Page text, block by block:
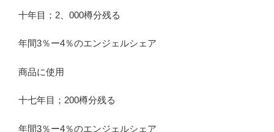
十年目；2、000樽分残る
年間3％ー4％のエンジェルシェア
商品に使用
十七年目；200樽分残る
年間3％ー4％のエンジェルシェア